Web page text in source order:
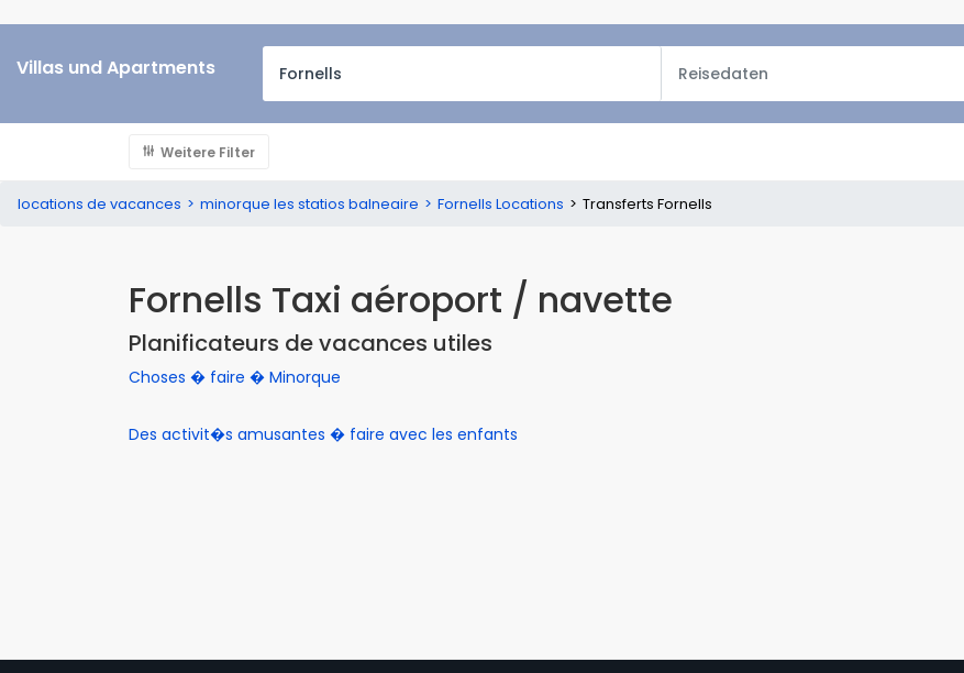
Villas und Apartments
Weitere Filter
locations de vacances minorque les statios balneaire Fornells Locations Transferts Fornells
Fornells Taxi aéroport / navette
Planificateurs de vacances utiles
Choses � faire � Minorque
Des activit�s amusantes � faire avec les enfants